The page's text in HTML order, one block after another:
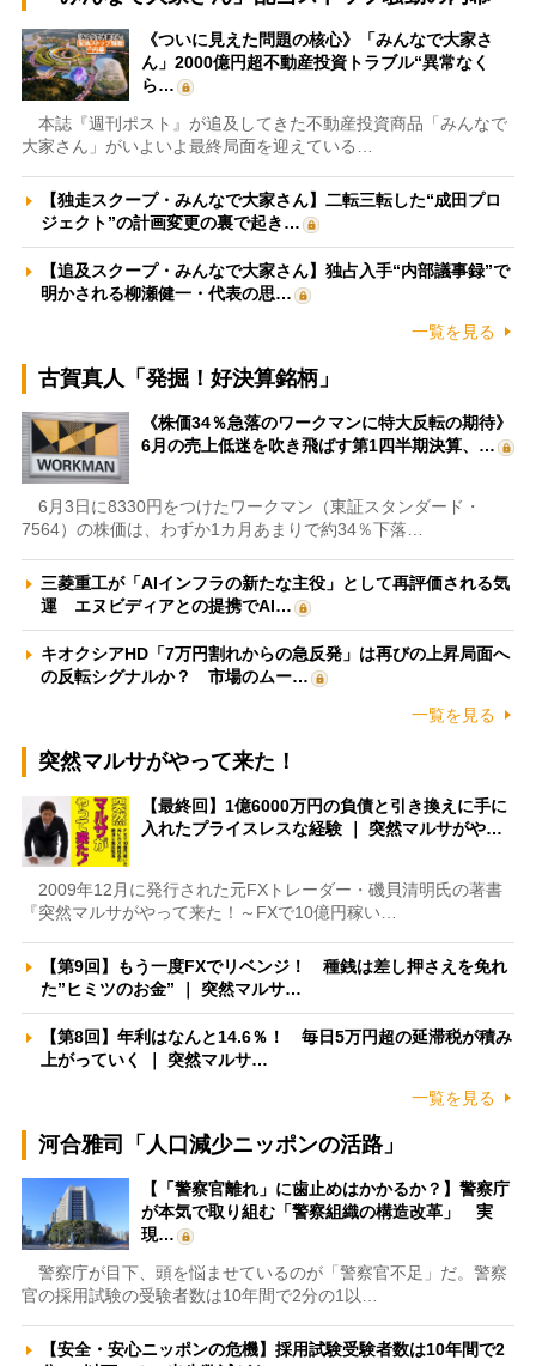
《ついに見えた問題の核心》「みんなで大家さ
ん」2000億円超不動産投資トラブル“異常なく
ら…
本誌『週刊ポスト』が追及してきた不動産投資商品「みんなで
大家さん」がいよいよ最終局面を迎えている…
【独走スクープ・みんなで大家さん】二転三転した“成田プロ
ジェクト”の計画変更の裏で起き…
【追及スクープ・みんなで大家さん】独占入手“内部議事録”で
明かされる柳瀬健一・代表の思…
一覧を見る
古賀真人「発掘！好決算銘柄」
《株価34％急落のワークマンに特大反転の期待》
6月の売上低迷を吹き飛ばす第1四半期決算、…
6月3日に8330円をつけたワークマン（東証スタンダード・
7564）の株価は、わずか1カ月あまりで約34％下落…
三菱重工が「AIインフラの新たな主役」として再評価される気
運 エヌビディアとの提携でAI…
キオクシアHD「7万円割れからの急反発」は再びの上昇局面へ
の反転シグナルか？ 市場のムー…
一覧を見る
突然マルサがやって来た！
【最終回】1億6000万円の負債と引き換えに手に
入れたプライスレスな経験 ｜ 突然マルサがや…
2009年12月に発行された元FXトレーダー・磯貝清明氏の著書
『突然マルサがやって来た！～FXで10億円稼い…
【第9回】もう一度FXでリベンジ！ 種銭は差し押さえを免れ
た”ヒミツのお金” ｜ 突然マルサ…
【第8回】年利はなんと14.6％！ 毎日5万円超の延滞税が積み
上がっていく ｜ 突然マルサ…
一覧を見る
河合雅司「人口減少ニッポンの活路」
【「警察官離れ」に歯止めはかかるか？】警察庁
が本気で取り組む「警察組織の構造改革」 実
現…
警察庁が目下、頭を悩ませているのが「警察官不足」だ。警察
官の採用試験の受験者数は10年間で2分の1以…
【安全・安心ニッポンの危機】採用試験受験者数は10年間で2